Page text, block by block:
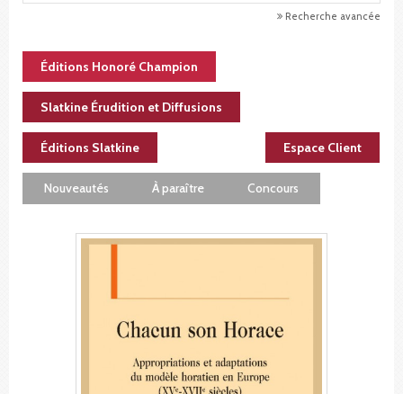
Recherche avancée
Éditions Honoré Champion
Slatkine Érudition et Diffusions
Éditions Slatkine Espace Client
Nouveautés À paraître Concours